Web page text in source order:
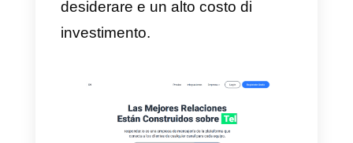
aggiungiamo tutti i canali di
reale che servono a seguire tutti
gli agenti all’interno del team.